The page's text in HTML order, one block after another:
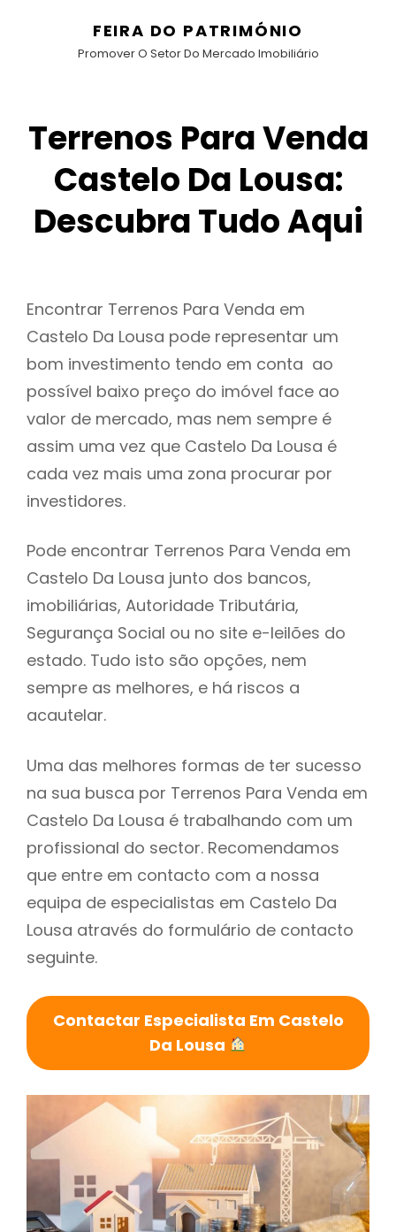
FEIRA DO PATRIMÓNIO
Promover O Setor Do Mercado Imobiliário
Terrenos Para Venda
Castelo Da Lousa:
Descubra Tudo Aqui
Encontrar Terrenos Para Venda em
Castelo Da Lousa pode representar um
bom investimento tendo em conta ao
possível baixo preço do imóvel face ao
valor de mercado, mas nem sempre é
assim uma vez que Castelo Da Lousa é
cada vez mais uma zona procurar por
investidores.
Pode encontrar Terrenos Para Venda em
Castelo Da Lousa junto dos bancos,
imobiliárias, Autoridade Tributária,
Segurança Social ou no site e-leilões do
estado. Tudo isto são opções, nem
sempre as melhores, e há riscos a
acautelar.
Uma das melhores formas de ter sucesso
na sua busca por Terrenos Para Venda em
Castelo Da Lousa é trabalhando com um
profissional do sector. Recomendamos
que entre em contacto com a nossa
equipa de especialistas em Castelo Da
Lousa através do formulário de contacto
seguinte.
Contactar Especialista Em Castelo
Da Lousa